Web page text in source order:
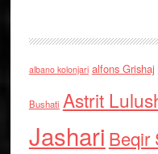
albano kolonjari alfons Grishaj
Bushati Astrit
Jashari Beqir